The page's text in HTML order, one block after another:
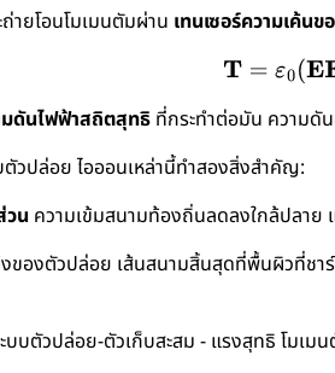
ายโอนโมเมนตัมผ่าน เทนเซอร์ความเค้น
มดันไฟฟ้าสถิตสุทธิ ที่กระทำต่อมัน ความดั
ตัวปล่อย ไอออนเหล่านี้ทำสองสิ่งสำคัญ:
วน ความเข้มสนามท้องถิ่นลดลงใกล้ปลาย
ของตัวปล่อย เส้นสนามสิ้นสุดที่พื้นผิวที่ชา
บบตัวปล่อย-ตัวเก็บสะสม - แรงสุทธิ โมเม